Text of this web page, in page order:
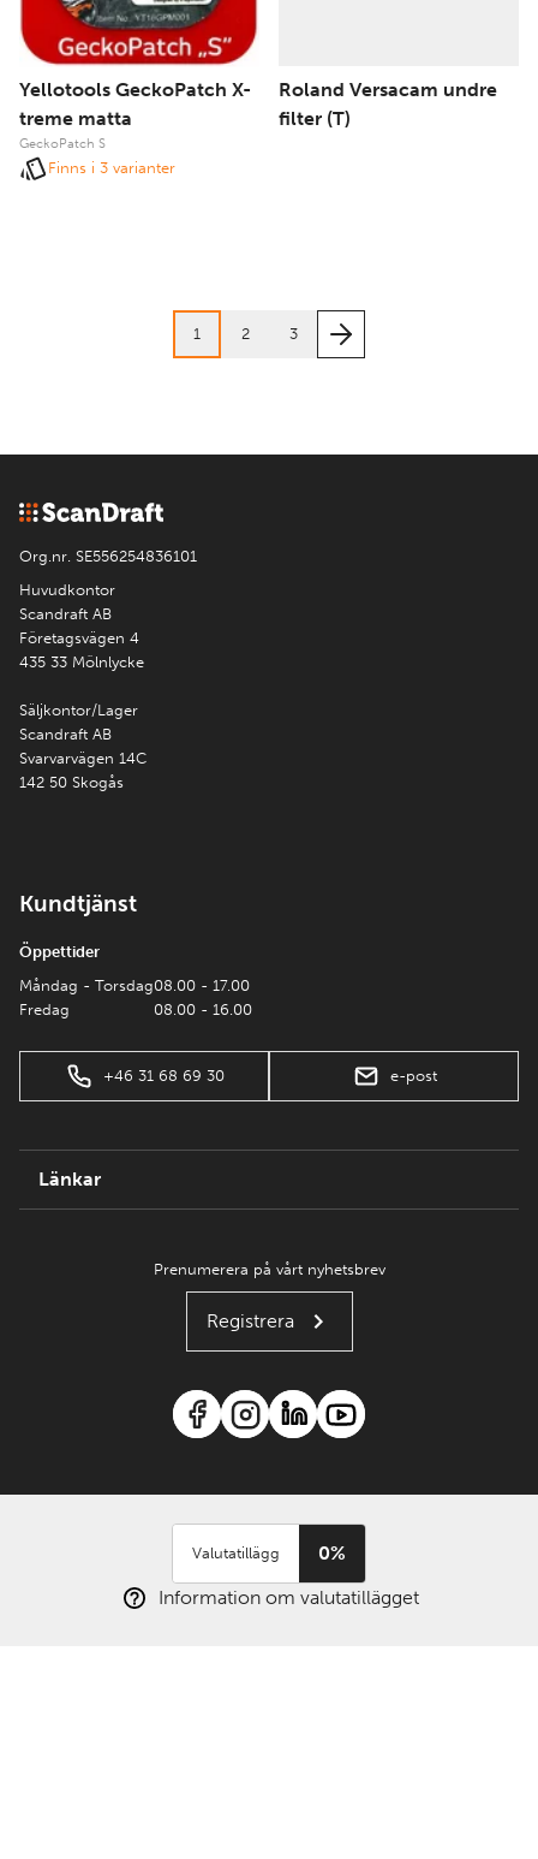
Yellotools GeckoPatch X-
treme matta
GeckoPatch S
Finns i 3 varianter
Roland Versacam undre
filter (T)
1 2 3
Org.nr. SE556254836101
Huvudkontor
Scandraft AB
Företagsvägen 4
435 33 Mölnlycke
Säljkontor/Lager
Scandraft AB
Svarvarvägen 14C
142 50 Skogås
Kundtjänst
Öppettider
Måndag - Torsdag
Fredag
08.00 - 17.00
08.00 - 16.00
+46 31 68 69 30 e-post
Länkar
Prenumerera på vårt nyhetsbrev
Registrera
Valutatillägg
0%
Information om valutatillägget